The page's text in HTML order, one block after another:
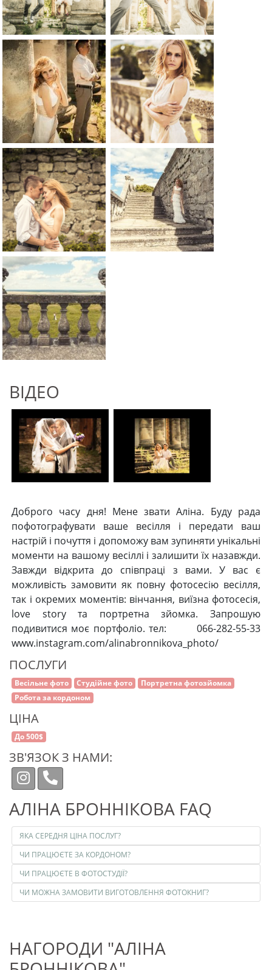
ВІДЕО
Доброго часу дня! Мене звати Аліна. Буду рада
пофотографувати ваше весілля і передати ваш
настрій і почуття і допоможу вам зупиняти унікальні
моменти на вашому весіллі і залишити їх назавжди.
Завжди відкрита до співпраці з вами. У вас є
можливість замовити як повну фотосесію весілля,
так і окремих моментів: вінчання, виїзна фотосесія,
love story та портретна зйомка. Запрошую
подивитися моє портфоліо. тел: 066-282-55-33
www.instagram.com/alinabronnikova_photo/
ПОСЛУГИ
Весільне фото Студійне фото
Портретна фотозйомка
Робота за кордоном
ЦІНА
До 500$
ЗВ'ЯЗОК З НАМИ:
АЛІНА БРОННІКОВА FAQ
ЯКА СЕРЕДНЯ ЦІНА ПОСЛУГ?
ЧИ ПРАЦЮЄТЕ ЗА КОРДОНОМ?
ЧИ ПРАЦЮЄТЕ В ФОТОСТУДІЇ?
ЧИ МОЖНА ЗАМОВИТИ ВИГОТОВЛЕННЯ ФОТОКНИГ?
НАГОРОДИ "АЛІНА